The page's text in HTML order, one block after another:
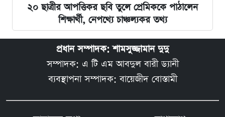
২০ ছাত্রীর আপত্তিকর ছবি তুলে প্রেমিককে পাঠালেন
শিক্ষার্থী, নেপথ্যে চাঞ্চল্যকর তথ্য
প্রধান সম্পাদক: শামসুজ্জামান দুদু
সম্পাদক: এ টি এম আবদুল বারী ড্যানী
ব্যবস্থাপনা সম্পাদক: বায়েজীদ বোস্তামী